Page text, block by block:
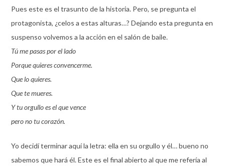
Pues este es el trasunto de la historia. Pero, se pregunta el
protagonista, ¿celos a estas alturas…? Dejando esta pregunta en
suspenso volvemos a la acción en el salón de baile.
Tú me pasas por el lado
Porque quieres convencerme.
Que lo quieres.
Que te mueres.
Y tu orgullo es el que vence
pero no tu corazón.
Yo decidí terminar aquí la letra: ella en su orgullo y él… bueno no
sabemos que hará él. Este es el final abierto al que me refería al